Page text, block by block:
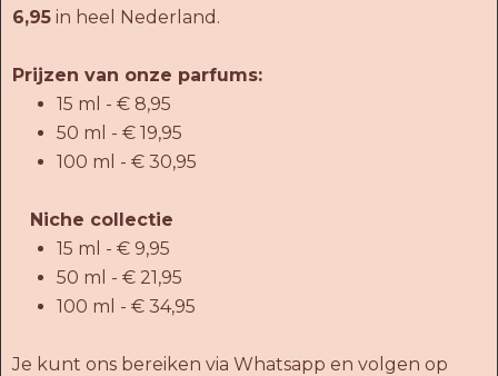
6,95 in heel Nederland.
Prijzen van onze parfums:
15 ml - € 8,95
50 ml - € 19,95
100 ml - € 30,95
Niche collectie
15 ml - € 9,95
50 ml - € 21,95
100 ml - € 34,95
Je kunt ons bereiken via Whatsapp en volgen op